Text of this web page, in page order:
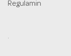
Regulamin
.